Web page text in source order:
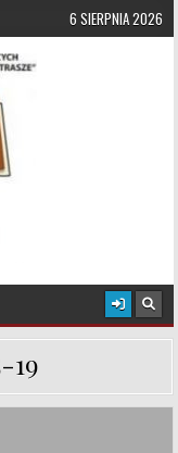
6 SIERPNIA 2026
19